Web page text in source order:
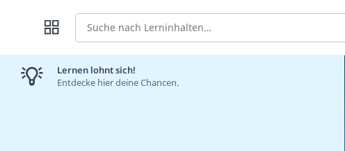
Suche
Lernen lohnt sich!
Entdecke hier deine Chancen.